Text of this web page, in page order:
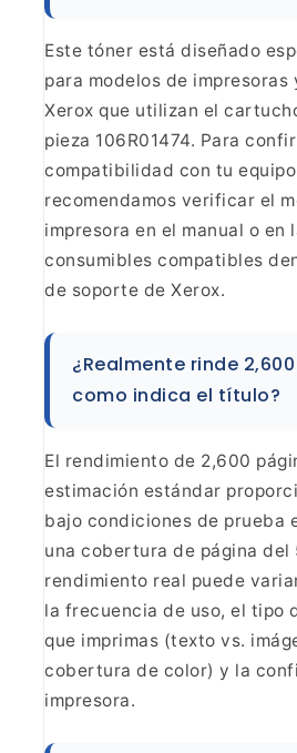
Este tóner está diseñado
para modelos de
Xerox que utilizan el
pieza 106R01474. Para
compatibilidad con tu
recomendamos verificar el
impresora en el manual o en
consumibles compatibles
de soporte de Xerox.
¿Realmente rinde 2,600
como indica el título?
El rendimiento de 2,600
estimación estándar
bajo condiciones de prueba
una cobertura de página del
rendimiento real puede
la frecuencia de uso, el tipo
que imprimas (texto vs.
cobertura de color) y la
impresora.